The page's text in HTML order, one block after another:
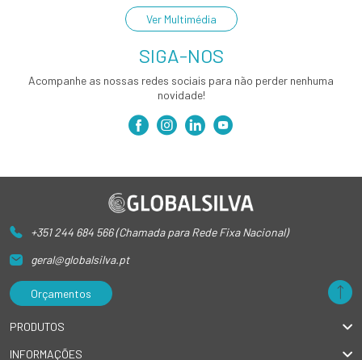
Ver Multimédia
SIGA-NOS
Acompanhe as nossas redes sociais para não perder nenhuma
novidade!
+351 244 684 566 (Chamada para Rede Fixa Nacional)
geral@globalsilva.pt
Orçamentos
PRODUTOS
INFORMAÇÕES